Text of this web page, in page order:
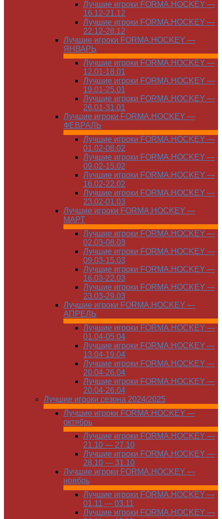
Лучшие игроки FORMA.HOCKEY —
16.12-21.12
Лучшие игроки FORMA.HOCKEY —
22.12-28.12
Лучшие игроки FORMA.HOCKEY —
ЯНВАРЬ
Лучшие игроки FORMA.HOCKEY —
12.01-18.01
Лучшие игроки FORMA.HOCKEY —
19.01-25.01
Лучшие игроки FORMA.HOCKEY —
26.01-31.01
Лучшие игроки FORMA.HOCKEY —
ФЕВРАЛЬ
Лучшие игроки FORMA.HOCKEY —
01.02-08.02
Лучшие игроки FORMA.HOCKEY —
09.02-15.02
Лучшие игроки FORMA.HOCKEY —
16.02-22.02
Лучшие игроки FORMA.HOCKEY —
23.02-01.03
Лучшие игроки FORMA.HOCKEY —
МАРТ
Лучшие игроки FORMA.HOCKEY —
02.03-08.03
Лучшие игроки FORMA.HOCKEY —
09.03-15.03
Лучшие игроки FORMA.HOCKEY —
16.03-22.03
Лучшие игроки FORMA.HOCKEY —
23.03-29.03
Лучшие игроки FORMA.HOCKEY —
АПРЕЛЬ
Лучшие игроки FORMA.HOCKEY —
01.04-05.04
Лучшие игроки FORMA.HOCKEY —
13.04-19.04
Лучшие игроки FORMA.HOCKEY —
20.04-26.04
Лучшие игроки FORMA.HOCKEY —
20.04-26.04
Лучшие игроки сезона 2024/2025
Лучшие игроки FORMA.HOCKEY —
октябрь
Лучшие игроки FORMA.HOCKEY —
21.10 — 27.10
Лучшие игроки FORMA.HOCKEY —
28.10 — 31.10
Лучшие игроки FORMA.HOCKEY —
ноябрь
Лучшие игроки FORMA.HOCKEY —
01.11 — 03.11
Лучшие игроки FORMA.HOCKEY —